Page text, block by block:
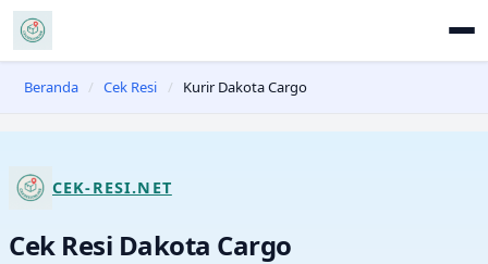
Beranda / Cek Resi / Kurir Dakota Cargo
CEK-RESI.NET
Cek Resi Dakota Cargo